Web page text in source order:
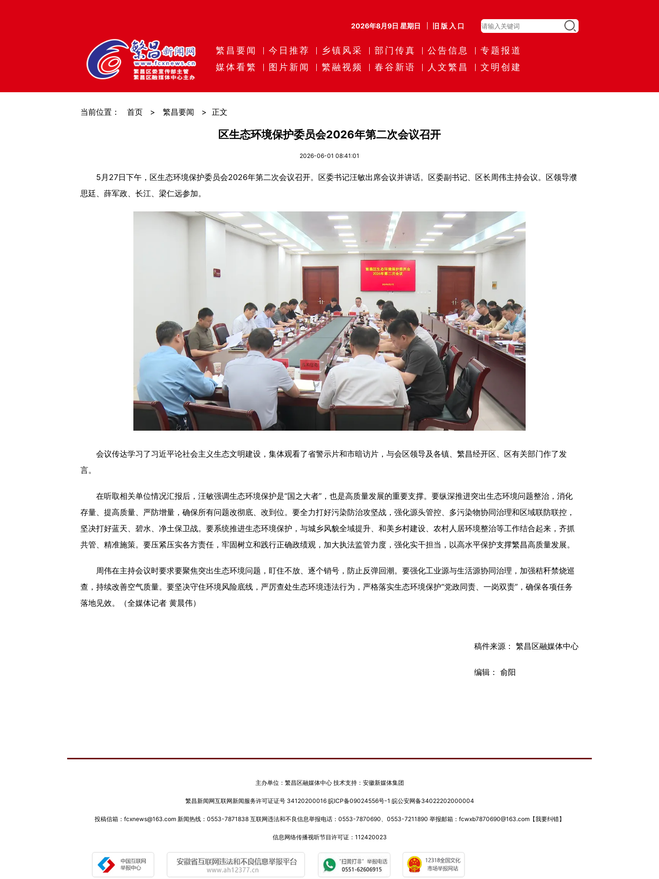
2026年8月9日 星期日 旧版入口
繁昌要闻 今日推荐 乡镇风采 部门传真 公告信息
专题报道
媒体看繁
图片新闻 繁融视频 春谷新语 人文繁昌 文明创建
当前位置： 首页 > 繁昌要闻 > 正文
区生态环境保护委员会2026年第二次会议召开
2026-06-01 08:41:01
5月27日下午，区生态环境保护委员会2026年第二次会议召开。区委书记汪敏出席会议并讲话。区委副书记、区长周伟主持会议。区领导濮
思廷、薛军政、长江、梁仁远参加。
会议传达学习了习近平论社会主义生态文明建设，集体观看了省警示片和市暗访片，与会区领导及各镇、繁昌经开区、区有关部门作了发
言。
在听取相关单位情况汇报后，汪敏强调生态环境保护是“国之大者”，也是高质量发展的重要支撑。要纵深推进突出生态环境问题整治，消化
存量、提高质量、严防增量，确保所有问题改彻底、改到位。要全力打好污染防治攻坚战，强化源头管控、多污染物协同治理和区域联防联控，
坚决打好蓝天、碧水、净土保卫战。要系统推进生态环境保护，与城乡风貌全域提升、和美乡村建设、农村人居环境整治等工作结合起来，齐抓
共管、精准施策。要压紧压实各方责任，牢固树立和践行正确政绩观，加大执法监管力度，强化实干担当，以高水平保护支撑繁昌高质量发展。
周伟在主持会议时要求要聚焦突出生态环境问题，盯住不放、逐个销号，防止反弹回潮。要强化工业源与生活源协同治理，加强秸秆禁烧巡
查，持续改善空气质量。要坚决守住环境风险底线，严厉查处生态环境违法行为，严格落实生态环境保护“党政同责、一岗双责”，确保各项任务
落地见效。（全媒体记者 黄晨伟）
稿件来源： 繁昌区融媒体中心
编辑： 俞阳
主办单位：繁昌区融媒体中心 技术支持：安徽新媒体集团
繁昌新闻网互联网新闻服务许可证证号 34120200016 皖ICP备09024556号-1 皖公安网备34022202000004
投稿信箱：fcxnews@163.com 新闻热线：0553-7871838 互联网违法和不良信息举报电话：0553-7870690、0553-7211890 举报邮箱：fcwxb7870690@163.com【我要纠错】
信息网络传播视听节目许可证：112420023